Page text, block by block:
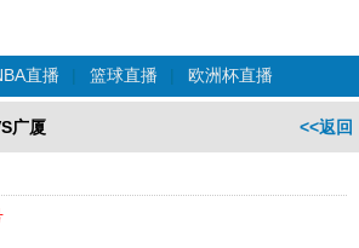
直播 | 篮球直播 | 欧洲杯直播
<<返回
广厦